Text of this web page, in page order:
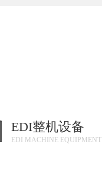
EDI整机设备
EDI MACHINE EQUIPMENT